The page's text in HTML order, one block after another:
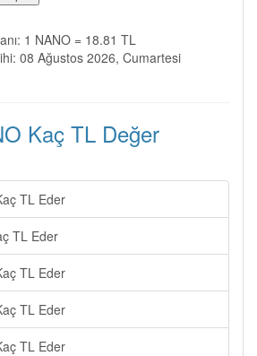
1 NANO = 18.81 TL
08 Ağustos 2026, Cumartesi
Kaç TL Değer
TL Eder
TL Eder
TL Eder
TL Eder
TL Eder